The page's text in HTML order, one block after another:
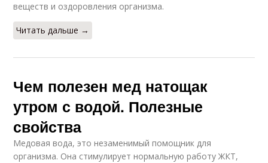
веществ и оздоровления организма.
Читать дальше →
Чем полезен мед натощак
утром с водой. Полезные
свойства
Медовая вода, это незаменимый помощник для
организма. Она стимулирует нормальную работу ЖКТ,